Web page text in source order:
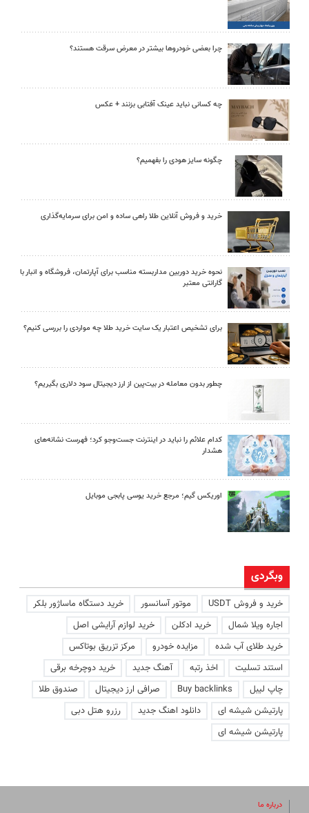
چرا بعضی خودروها بیشتر در معرض سرقت هستند؟
چه کسانی نباید عینک آفتابی بزنند + عکس
چگونه سایز هودی را بفهمیم؟
خرید و فروش آنلاین طلا راهی ساده و امن برای سرمایه‌گذاری
نحوه خرید دوربین مداربسته مناسب برای آپارتمان، فروشگاه و انبار با
گارانتی معتبر
برای تشخیص اعتبار یک سایت خرید طلا چه مواردی را بررسی کنیم؟
چطور بدون معامله در بیت‌پین از ارز دیجیتال سود دلاری بگیریم؟
کدام علائم را نباید در اینترنت جست‌وجو کرد؛ فهرست نشانه‌های
هشدار
اوریکس گیم؛ مرجع خرید یوسی پابجی موبایل
وبگردی
خرید و فروش USDT موتور آسانسور
خرید دستگاه ماساژور بلکر
اجاره ویلا شمال
خرید ادکلن
خرید لوازم آرایشی اصل
خرید طلای آب شده
مزایده خودرو
مرکز تزریق بوتاکس
استند تسلیت
اخذ رتبه آهنگ جدید
خرید دوچرخه برقی
چاپ لیبل
Buy backlinks صرافی ارز دیجیتال
صندوق طلا
پارتیشن شیشه ای
دانلود اهنگ جدید
رزرو هتل دبی
پارتیشن شیشه ای
درباره ما